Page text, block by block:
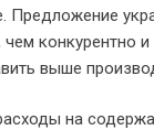
Предложение
чем конкурентно
выше
на